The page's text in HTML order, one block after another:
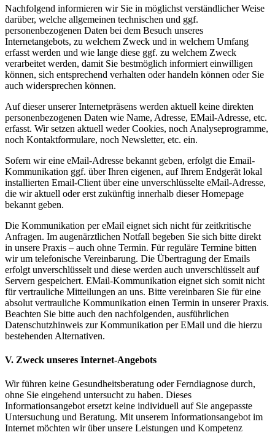
Nachfolgend informieren wir Sie in möglichst verständlicher Weise
darüber, welche allgemeinen technischen und ggf.
personenbezogenen Daten bei dem Besuch unseres
Internetangebots, zu welchem Zweck und in welchem Umfang
erfasst werden und wie lange diese ggf. zu welchem Zweck
verarbeitet werden, damit Sie bestmöglich informiert einwilligen
können, sich entsprechend verhalten oder handeln können oder Sie
auch widersprechen können.
Auf dieser unserer Internetpräsens werden aktuell keine direkten
personenbezogenen Daten wie Name, Adresse, EMail-Adresse, etc.
erfasst. Wir setzen aktuell weder Cookies, noch Analyseprogramme,
noch Kontaktformulare, noch Newsletter, etc. ein.
Sofern wir eine eMail-Adresse bekannt geben, erfolgt die Email-
Kommunikation ggf. über Ihren eigenen, auf Ihrem Endgerät lokal
installierten Email-Client über eine unverschlüsselte eMail-Adresse,
die wir aktuell oder erst zukünftig innerhalb dieser Homepage
bekannt geben.
Die Kommunikation per eMail eignet sich nicht für zeitkritische
Anfragen. Im augenärztlichen Notfall begeben Sie sich bitte direkt
in unsere Praxis – auch ohne Termin. Für reguläre Termine bitten
wir um telefonische Vereinbarung. Die Übertragung der Emails
erfolgt unverschlüsselt und diese werden auch unverschlüsselt auf
Servern gespeichert. EMail-Kommunikation eignet sich somit nicht
für vertrauliche Mitteilungen an uns. Bitte vereinbaren Sie für eine
absolut vertrauliche Kommunikation einen Termin in unserer Praxis.
Beachten Sie bitte auch den nachfolgenden, ausführlichen
Datenschutzhinweis zur Kommunikation per EMail und die hierzu
bestehenden Alternativen.
V. Zweck unseres Internet-Angebots
Wir führen keine Gesundheitsberatung oder Ferndiagnose durch,
ohne Sie eingehend untersucht zu haben. Dieses
Informationsangebot ersetzt keine individuell auf Sie angepasste
Untersuchung und Beratung. Mit unserem Informationsangebot im
Internet möchten wir über unsere Leistungen und Kompetenz